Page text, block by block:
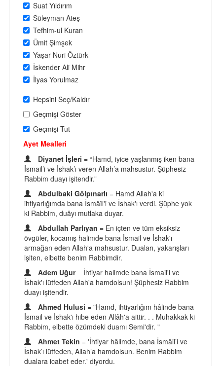
Suat Yıldırım
Süleyman Ateş
Tefhim-ul Kuran
Ümit Şimşek
Yaşar Nuri Öztürk
İskender Ali Mihr
İlyas Yorulmaz
Hepsini Seç/Kaldır
Geçmişi Göster
Geçmişi Tut
Ayet Mealleri
Diyanet İşleri = “Hamd, iyice yaşlanmış iken bana
İsmail’i ve İshak’ı veren Allah’a mahsustur. Şüphesiz
Rabbim duayı işitendir.”
Abdulbaki Gölpınarlı = Hamd Allah'a ki
ihtiyarlığımda bana İsmâîl'i ve İshak'ı verdi. Şüphe yok
ki Rabbim, duâyı mutlaka duyar.
Abdullah Parlıyan = En içten ve tüm eksiksiz
övgüler, kocamış halimde bana İsmail ve İshak'ı
armağan eden Allah'a mahsustur. Duaları, yakarışları
işiten, elbette benim Rabbimdir.
Adem Uğur = İhtiyar halimde bana İsmail'i ve
İshak'ı lütfeden Allah'a hamdolsun! Şüphesiz Rabbim
duayı işitendir.
Ahmed Hulusi = "Hamd, ihtiyarlığım hâlinde bana
İsmail ve İshak'ı hibe eden Allâh'a aittir. . . Muhakkak ki
Rabbim, elbette özümdeki duamı Semi'dir. "
Ahmet Tekin = 'İhtiyar hâlimde, bana İsmâil’i ve
İshak’ı lütfeden, Allah’a hamdolsun. Benim Rabbim
dualara icabet eder.' diyordu.